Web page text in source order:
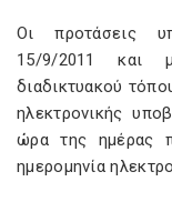
Οι προτάσεις
15/9/2011 και
διαδικτυακού
ηλεκτρονικής
ώρα της ημέρας
ημερομηνία